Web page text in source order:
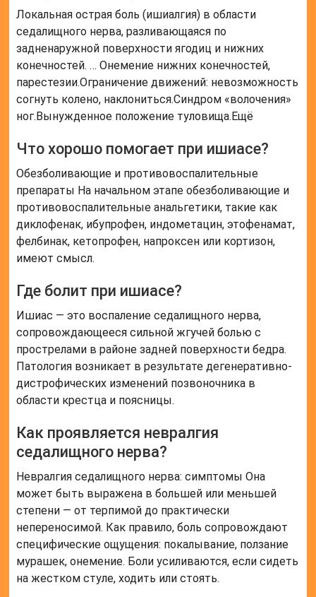
Локальная острая боль (ишиалгия) в области
седалищного нерва, разливающаяся по
задненаружной поверхности ягодиц и нижних
конечностей. … Онемение нижних конечностей,
парестезии.Ограничение движений: невозможность
согнуть колено, наклониться.Синдром «волочения»
ног.Вынужденное положение туловища.Ещё
Что хорошо помогает при ишиасе?
Обезболивающие и противовоспалительные
препараты На начальном этапе обезболивающие и
противовоспалительные анальгетики, такие как
диклофенак, ибупрофен, индометацин, этофенамат,
фелбинак, кетопрофен, напроксен или кортизон,
имеют смысл.
Где болит при ишиасе?
Ишиас — это воспаление седалищного нерва,
сопровождающееся сильной жгучей болью с
прострелами в районе задней поверхности бедра.
Патология возникает в результате дегенеративно-
дистрофических изменений позвоночника в
области крестца и поясницы.
Как проявляется невралгия
седалищного нерва?
Невралгия седалищного нерва: симптомы Она
может быть выражена в большей или меньшей
степени — от терпимой до практически
непереносимой. Как правило, боль сопровождают
специфические ощущения: покалывание, ползание
мурашек, онемение. Боли усиливаются, если сидеть
на жестком стуле, ходить или стоять.